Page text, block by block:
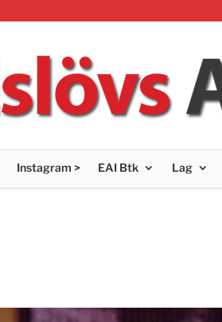
Instagram > EAI Btk Lag